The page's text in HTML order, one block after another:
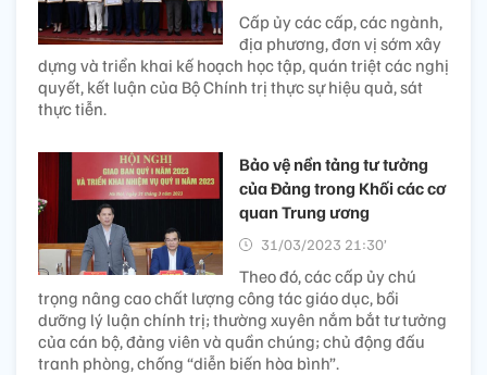
Cấp ủy các cấp, các ngành,
địa phương, đơn vị sớm xây
dựng và triển khai kế hoạch học tập, quán triệt các nghị
quyết, kết luận của Bộ Chính trị thực sự hiệu quả, sát
thực tiễn.
Bảo vệ nền tảng tư tưởng
của Đảng trong Khối các cơ
quan Trung ương
31/03/2023 21:30’
Theo đó, các cấp ủy chú
trọng nâng cao chất lượng công tác giáo dục, bồi
dưỡng lý luận chính trị; thường xuyên nắm bắt tư tưởng
của cán bộ, đảng viên và quần chúng; chủ động đấu
tranh phòng, chống “diễn biến hòa bình”.